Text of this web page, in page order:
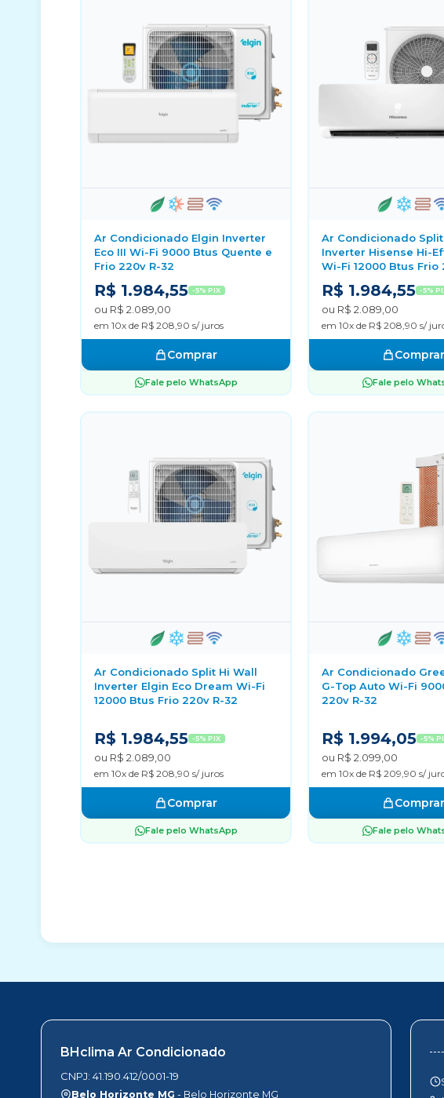
Ar Condicionado Elgin Inverter
Eco III Wi-Fi 9000 Btus Quente e
Frio 220v R-32
R$ 1.984,55 -5% PIX
ou R$ 2.089,00
em 10x de R$ 208,90 s/ juros
Comprar
Fale pelo WhatsApp
Ar Condicionado Split
Inverter Hisense Hi-
Wi-Fi 12000 Btus Frio
R$ 1.984,55 -5%
ou R$ 2.089,00
em 10x de R$ 208,90 s/
Comprar
Fale pelo
Ar Condicionado Split Hi Wall
Inverter Elgin Eco Dream Wi-Fi
12000 Btus Frio 220v R-32
R$ 1.984,55 -5% PIX
ou R$ 2.089,00
em 10x de R$ 208,90 s/ juros
Comprar
Fale pelo WhatsApp
Ar Condicionado
G-Top Auto Wi-Fi
220v R-32
R$ 1.994,05 -5%
ou R$ 2.099,00
em 10x de R$ 209,90 s/
Comprar
Fale pelo
BHclima Ar Condicionado
CNPJ: 41.190.412/0001-19
Belo Horizonte MG - Belo Horizonte MG